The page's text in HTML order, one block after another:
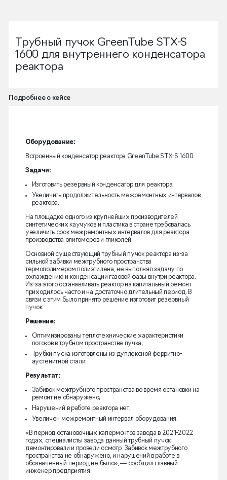
Трубный пучок GreenTube STX-S
1600 для внутреннего конденсатора
реактора
Подробнее о кейсе
Оборудование:
Встроенный конденсатор реактора GreenTube STX-S 1600
Задачи:
Изготовить резервный конденсатор для реактора;
Увеличить продолжительность межремонтных интервалов
реактора.
На площадке одного из крупнейших производителей
синтетических каучуков и пластика в стране требовалась
увеличить срок межремонтных интервалов для реактора
производства олигомеров и гликолей.
Основной существующий трубный пучок реактора из-за
сильной забивки межтрубного пространства
термополимером полиэтилена, не выполнял задачу по
охлаждению и конденсации газовой фазы внутри реактора.
Из-за этого останавливать реактор на капитальный ремонт
приходилось часто и на достаточно длительный период. В
связи с этим было принято решение изготовит резервный
пучок.
Решение:
Оптимизированы теплотехнические характеристики
потоков в трубном пространстве пучка;
Трубки пуска изготовлены из дуплексной ферритно-
аустенитной стали.
Результат:
Забивок межтрубного пространства во время остановки на
ремонт не обнаружено;
Нарушений в работе реактора нет;
Увеличен межремонтный интервал оборудования.
«В период остановочных капермонтов завода в 2021-2022
годах, специалисты завода данный трубный пучок
демонтировали и провели осмотр. Забивок межтрубного
пространства не обнаружено, и нарушений в работе в
обозначенный период не было», — сообщил главный
инженер предприятия.